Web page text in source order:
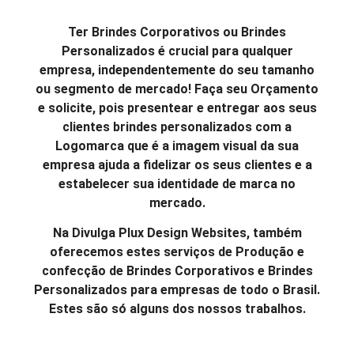
Ter Brindes Corporativos ou Brindes
Personalizados é crucial para qualquer
empresa, independentemente do seu tamanho
ou segmento de mercado! Faça seu Orçamento
e solicite, pois presentear e entregar aos seus
clientes brindes personalizados com a
Logomarca que é a imagem visual da sua
empresa ajuda a fidelizar os seus clientes e a
estabelecer sua identidade de marca no
mercado.
Na Divulga Plux Design Websites, também
oferecemos estes serviços de Produção e
confecção de Brindes Corporativos e Brindes
Personalizados para empresas de todo o Brasil.
Estes são só alguns dos nossos trabalhos.